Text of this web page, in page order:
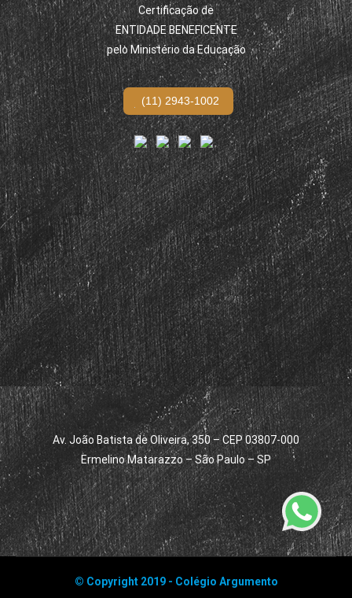
Certificação de
ENTIDADE BENEFICENTE
pelo Ministério da Educação
(11) 2943-1002
Av. João Batista de Oliveira, 350 – CEP 03807-000
Ermelino Matarazzo – São Paulo – SP
© Copyright 2019 - Colégio Argumento